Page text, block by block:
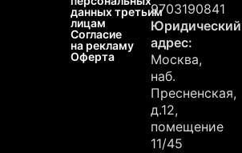
данных третьим
лицам
Согласие
на рекламу
Оферта
9703190841
Юридический
адрес:
Москва,
наб.
Пресненская,
д.12,
помещение
11/45